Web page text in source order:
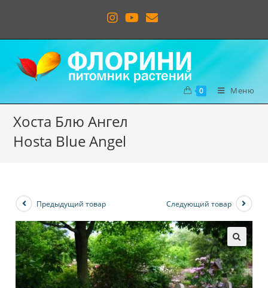
0 Меню
Хоста Блю Ангел
Hosta Blue Angel
Предыдущий товар Следующий товар
🔍